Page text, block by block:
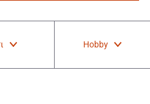
Hobby